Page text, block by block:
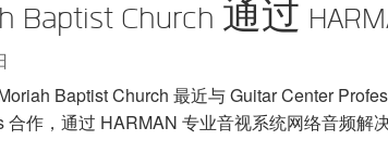
DCi 4|2400N
PX4000
KVS700
DSi 6000
列功放（仅限中国）
VA2350
VA4500
VK550
(China Only)
CNi 1000
Baptist Church 通过
Baptist Church 最近与 Guitar Center
作，通过 HARMAN 专业音视系统网络音频解